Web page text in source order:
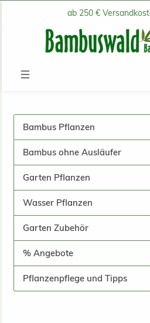
Zum Hauptinhalt springen
ab 250 €
Bambus Pflanzen
Bambus ohne Ausläufer
Garten Pflanzen
Wasser Pflanzen
Garten Zubehör
% Angebote
Pflanzenpflege und Tipps